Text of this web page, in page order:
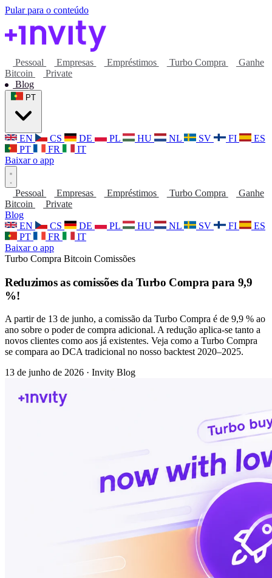
Pular para o conteúdo
Pessoal Empresas Empréstimos Turbo Compra
Ganhe
Bitcoin
Private
Blog
EN CS DE PL HU NL SV FI
ES
PT
FR
IT
Baixar o app
Pessoal Empresas Empréstimos Turbo Compra
Ganhe
Bitcoin
Private
Blog
EN
CS DE PL HU NL SV FI
ES
PT
FR
IT
Baixar o app
Turbo Compra Bitcoin Comissões
Reduzimos as comissões da Turbo Compra para 9,9
%!
A partir de 13 de junho, a comissão da Turbo Compra é de 9,9 % ao
ano sobre o poder de compra adicional. A redução aplica-se tanto a
novos clientes como aos já existentes. Veja como a Turbo Compra
se compara ao DCA tradicional no nosso backtest 2020–2025.
13 de junho de 2026 · Invity Blog